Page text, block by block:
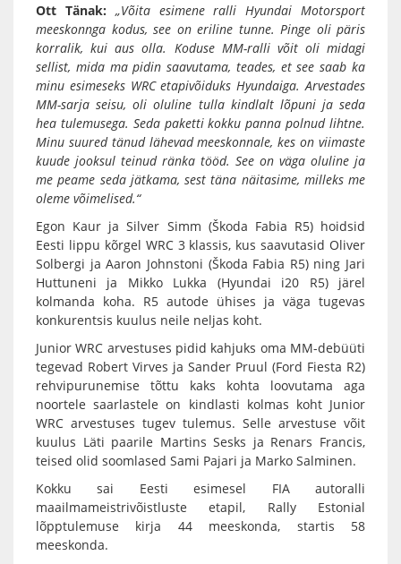
Ott Tänak: „Võita esimene ralli Hyundai Motorsport
meeskonnga kodus, see on eriline tunne. Pinge oli päris
korralik, kui aus olla. Koduse MM-ralli võit oli midagi
sellist, mida ma pidin saavutama, teades, et see saab ka
minu esimeseks WRC etapivõiduks Hyundaiga. Arvestades
MM-sarja seisu, oli oluline tulla kindlalt lõpuni ja seda
hea tulemusega. Seda paketti kokku panna polnud lihtne.
Minu suured tänud lähevad meeskonnale, kes on viimaste
kuude jooksul teinud ränka tööd. See on väga oluline ja
me peame seda jätkama, sest täna näitasime, milleks me
oleme võimelised.“
Egon Kaur ja Silver Simm (Škoda Fabia R5) hoidsid
Eesti lippu kõrgel WRC 3 klassis, kus saavutasid Oliver
Solbergi ja Aaron Johnstoni (Škoda Fabia R5) ning Jari
Huttuneni ja Mikko Lukka (Hyundai i20 R5) järel
kolmanda koha. R5 autode ühises ja väga tugevas
konkurentsis kuulus neile neljas koht.
Junior WRC arvestuses pidid kahjuks oma MM-debüüti
tegevad Robert Virves ja Sander Pruul (Ford Fiesta R2)
rehvipurunemise tõttu kaks kohta loovutama aga
noortele saarlastele on kindlasti kolmas koht Junior
WRC arvestuses tugev tulemus. Selle arvestuse võit
kuulus Läti paarile Martins Sesks ja Renars Francis,
teised olid soomlased Sami Pajari ja Marko Salminen.
Kokku sai Eesti esimesel FIA autoralli
maailmameistrivõistluste etapil, Rally Estonial
lõpptulemuse kirja 44 meeskonda, startis 58
meeskonda.